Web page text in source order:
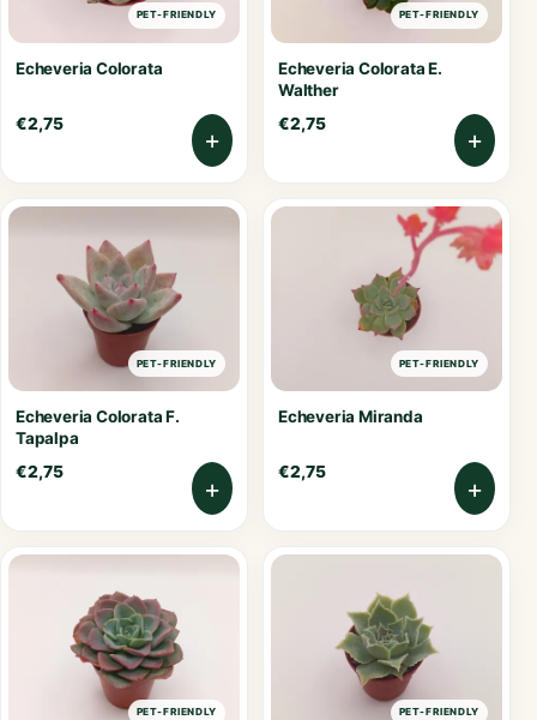
PET-FRIENDLY
Echeveria Colorata
€2,75
+
PET-FRIENDLY
Echeveria Colorata E.
Walther
€2,75
+
PET-FRIENDLY
Echeveria Colorata F.
Tapalpa
€2,75
+
PET-FRIENDLY
Echeveria Miranda
€2,75
+
PET-FRIENDLY PET-FRIENDLY